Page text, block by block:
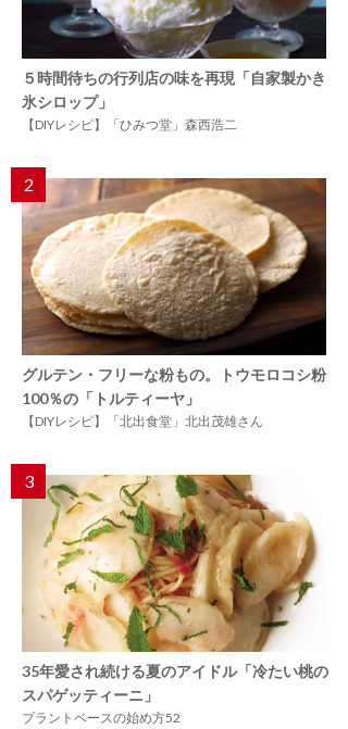
５時間待ちの行列店の味を再現「自家製かき
氷シロップ」
【DIYレシピ】「ひみつ堂」森西浩二
2
グルテン・フリーな粉もの。トウモロコシ粉
100％の「トルティーヤ」
【DIYレシピ】「北出食堂」北出茂雄さん
3
35年愛され続ける夏のアイドル「冷たい桃の
スパゲッティーニ」
プラントベースの始め方52